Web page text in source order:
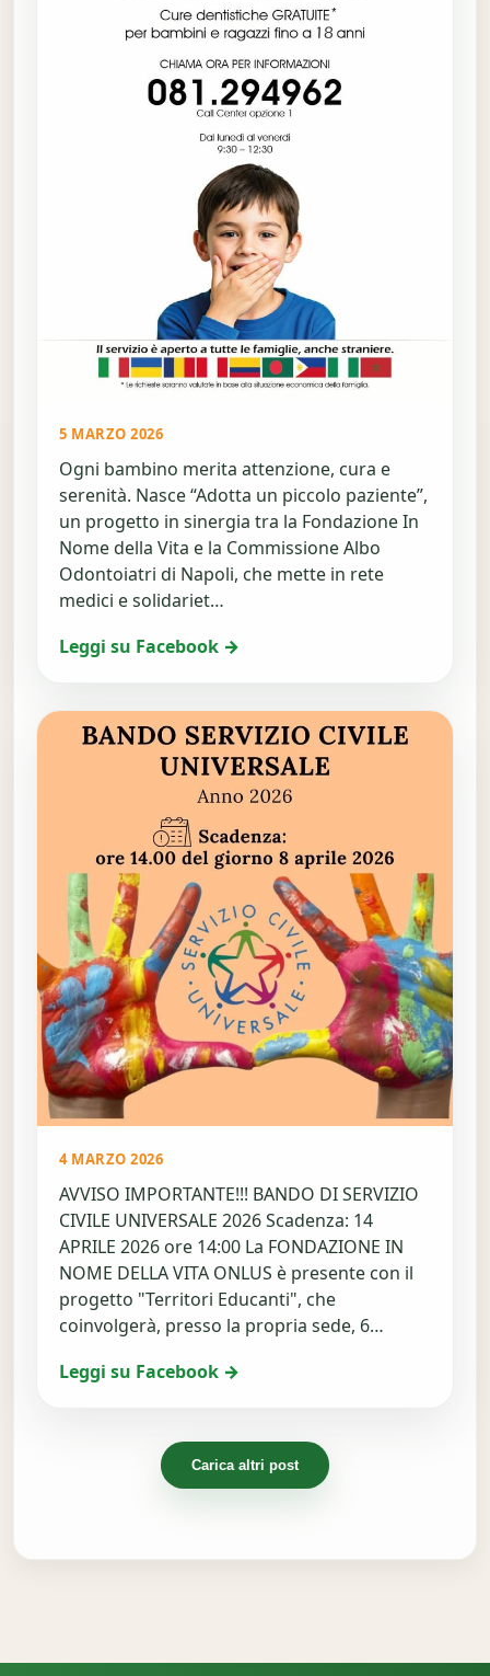
5 MARZO 2026
Ogni bambino merita attenzione, cura e
serenità. Nasce “Adotta un piccolo paziente”,
un progetto in sinergia tra la Fondazione In
Nome della Vita e la Commissione Albo
Odontoiatri di Napoli, che mette in rete
medici e solidariet…
Leggi su Facebook →
4 MARZO 2026
AVVISO IMPORTANTE!!! BANDO DI SERVIZIO
CIVILE UNIVERSALE 2026 Scadenza: 14
APRILE 2026 ore 14:00 La FONDAZIONE IN
NOME DELLA VITA ONLUS è presente con il
progetto "Territori Educanti", che
coinvolgerà, presso la propria sede, 6…
Leggi su Facebook →
Carica altri post